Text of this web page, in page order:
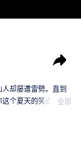
却屡遭雷劈。直到
个夏天的笑点！全部